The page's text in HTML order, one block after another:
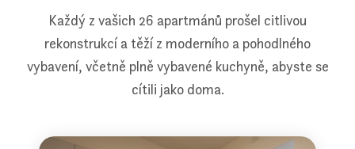
Každý z vašich 26 apartmánů prošel citlivou
rekonstrukcí a těží z moderního a pohodlného
vybavení, včetně plně vybavené kuchyně, abyste se
cítili jako doma.